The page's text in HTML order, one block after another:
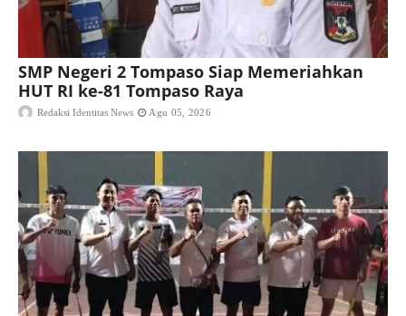
SMP Negeri 2 Tompaso Siap Memeriahkan
HUT RI ke-81 Tompaso Raya
Redaksi Identitas News Agu 05, 2026